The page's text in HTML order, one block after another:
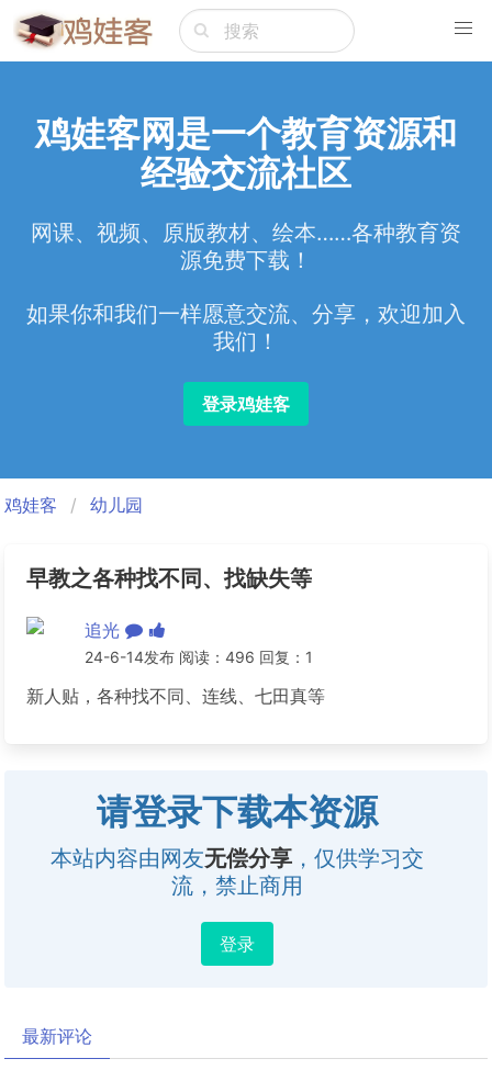
鸡娃客网是一个教育资源和
经验交流社区
网课、视频、原版教材、绘本……各种教育资
源免费下载！
如果你和我们一样愿意交流、分享，欢迎加入
我们！
登录鸡娃客
鸡娃客 幼儿园
早教之各种找不同、找缺失等
追光
24-6-14发布 阅读：496 回复：1
新人贴，各种找不同、连线、七田真等
请登录下载本资源
本站内容由网友无偿分享 ，仅供学习交
流，禁止商用
登录
最新评论